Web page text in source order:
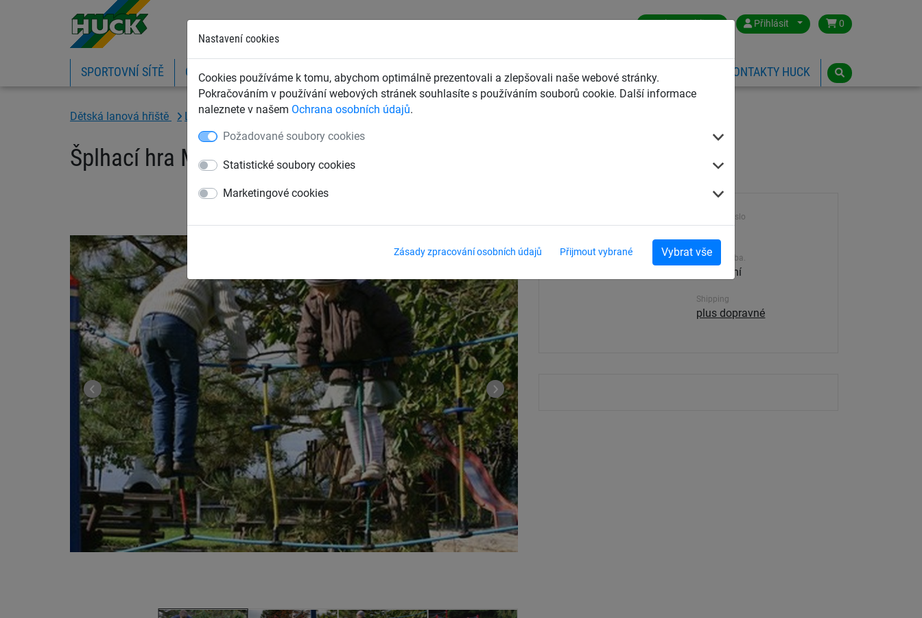
Nastavení cookies
Cookies používáme k tomu, abychom optimálně prezentovali a zlepšovali naše webové stránky.
Pokračováním v používání webových stránek souhlasíte s používáním souborů cookie. Další informace
naleznete v našem Ochrana osobních údajů.
Požadované soubory cookies
Statistické soubory cookies
Marketingové cookies
Zásady zpracování osobních údajů Přijmout vybrané Vybrat vše
Czech Republic Přihlásit 0
SPORTOVNÍ SÍTĚ OCHRANNÉ SÍTĚ A PLACHTY ZÁCHYTNÉ BEZPEČNOSTNÍ SÍTĚ DĚTSKÁ LANOVÁ HŘIŠTĚ KONTAKTY HUCK
Dětská lanová hřiště Lanový parkur „Haiger“ pro ocelové sloupy
Šplhací hra Malé talíře, pro ocelové sloupy
Výrobek číslo
Dodací doba.
30-45 dní
Shipping
plus dopravné